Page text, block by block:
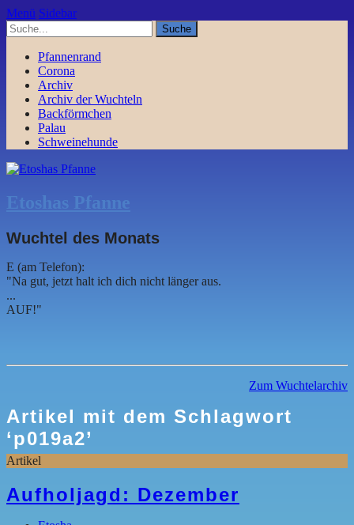
Menü Sidebar
Pfannenrand
Corona
Archiv
Archiv der Wuchteln
Backförmchen
Palau
Schweinehunde
Etoshas Pfanne
Wuchtel des Monats
E (am Telefon):
"Na gut, jetzt halt ich dich nicht länger aus.
...
AUF!"
Zum Wuchtelarchiv
Artikel mit dem Schlagwort
‘p019a2’
Artikel
Aufholjagd: Dezember